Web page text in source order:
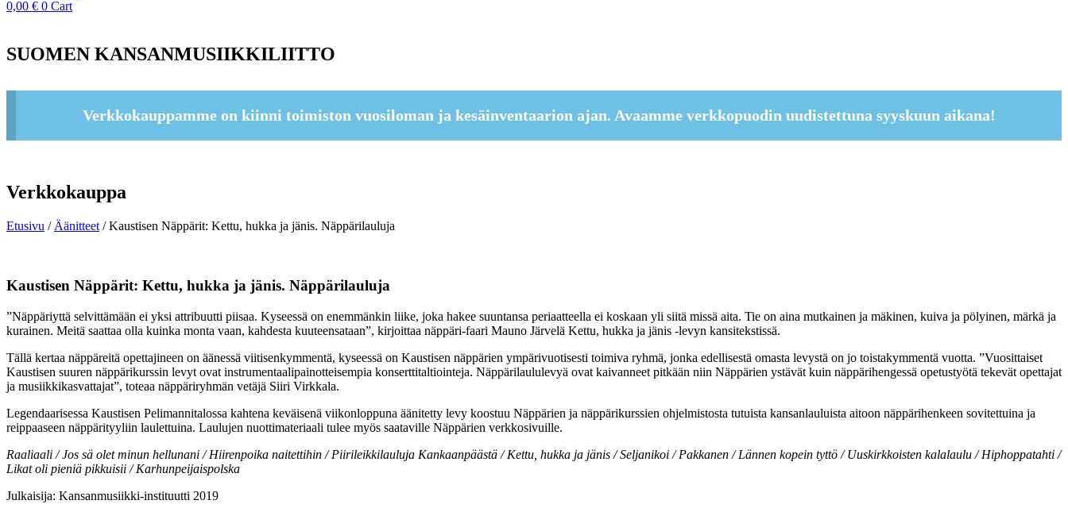
0,00 € 0 Cart
SUOMEN KANSANMUSIIKKILIITTO
Verkkokauppamme on kiinni toimiston vuosiloman ja kesäinventaarion ajan. Avaamme verkkopuodin uudistettuna syyskuun aikana!
Verkkokauppa
Etusivu / Äänitteet / Kaustisen Näppärit: Kettu, hukka ja jänis. Näppärilauluja
Kaustisen Näppärit: Kettu, hukka ja jänis. Näppärilauluja
”Näppäriyttä selvittämään ei yksi attribuutti piisaa. Kyseessä on enemmänkin liike, joka hakee suuntansa periaatteella ei koskaan yli siitä missä aita. Tie on aina mutkainen ja mäkinen, kuiva ja pölyinen, märkä ja
kurainen. Meitä saattaa olla kuinka monta vaan, kahdesta kuuteensataan”, kirjoittaa näppäri-faari Mauno Järvelä Kettu, hukka ja jänis ‑levyn kansitekstissä.
Tällä kertaa näppäreitä opettajineen on äänessä viitisenkymmentä, kyseessä on Kaustisen näppärien ympärivuotisesti toimiva ryhmä, jonka edellisestä omasta levystä on jo toistakymmentä vuotta. ”Vuosittaiset
Kaustisen suuren näppärikurssin levyt ovat instrumentaalipainotteisempia konserttitaltiointeja. Näppärilaululevyä ovat kaivanneet pitkään niin Näppärien ystävät kuin näppärihengessä opetustyötä tekevät opettajat
ja musiikkikasvattajat”, toteaa näppäriryhmän vetäjä Siiri Virkkala.
Legendaarisessa Kaustisen Pelimannitalossa kahtena keväisenä viikonloppuna äänitetty levy koostuu Näppärien ja näppärikurssien ohjelmistosta tutuista kansanlauluista aitoon näppärihenkeen sovitettuina ja
reippaaseen näppärityyliin laulettuina. Laulujen nuottimateriaali tulee myös saataville Näppärien verkkosivuille.
Raaliaali / Jos sä olet minun hellunani / Hiirenpoika naitettihin / Piirileikkilauluja Kankaanpäästä / Kettu, hukka ja jänis / Seljanikoi / Pakkanen / Lännen kopein tyttö / Uuskirkkoisten kalalaulu / Hiphoppatahti /
Likat oli pieniä pikkuisii / Karhunpeijaispolska
Julkaisija: Kansanmusiikki-instituutti 2019